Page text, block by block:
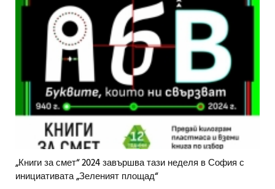
„Книги за смет“ 2024 завършва тази неделя в София с
инициативата „Зеленият площад“